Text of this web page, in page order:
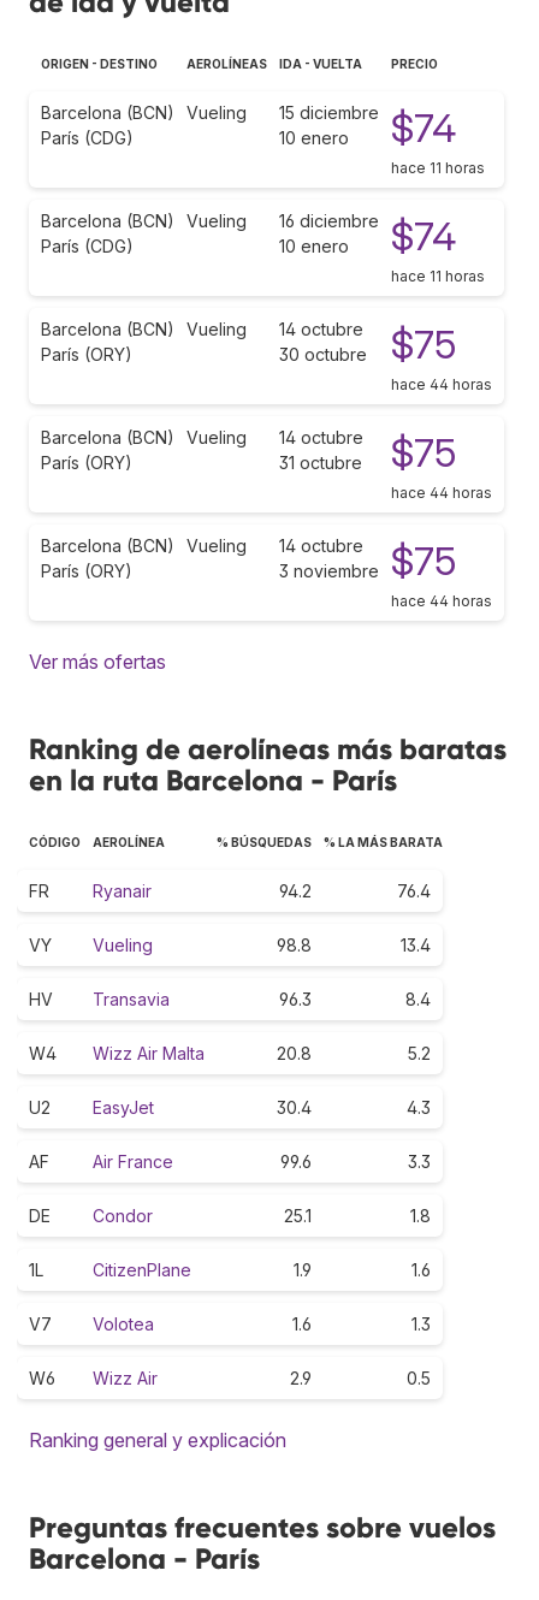
ORIGEN - DESTINO AEROLÍNEAS IDA - VUELTA PRECIO
Barcelona (BCN)
París (CDG)
Vueling
15 diciembre
10 enero
$74
hace 11 horas
Barcelona (BCN)
París (CDG)
Vueling
16 diciembre
10 enero
$74
hace 11 horas
Barcelona (BCN)
París (ORY)
Vueling
14 octubre
30 octubre
$75
hace 44 horas
Barcelona (BCN)
París (ORY)
Vueling
14 octubre
31 octubre
$75
hace 44 horas
Barcelona (BCN)
París (ORY)
Vueling
14 octubre
3 noviembre
$75
hace 44 horas
Ver más ofertas
Ranking de aerolíneas más baratas
en la ruta Barcelona - París
CÓDIGO AEROLÍNEA % BÚSQUEDAS % LA MÁS BARATA
FR Ryanair 94.2 76.4
VY Vueling 98.8 13.4
HV Transavia 96.3 8.4
W4 Wizz Air Malta 20.8 5.2
U2 EasyJet 30.4 4.3
AF Air France 99.6 3.3
DE Condor 25.1 1.8
1L CitizenPlane 1.9 1.6
V7 Volotea 1.6 1.3
W6 Wizz Air 2.9 0.5
Ranking general y explicación
Preguntas frecuentes sobre vuelos
Barcelona - París